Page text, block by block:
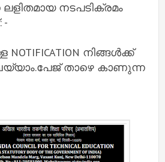
നടപടിക്രമം
-
നിങ്ങൾക്ക്
താഴെ കാണുന്ന